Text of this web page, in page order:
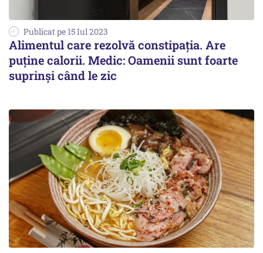
Publicat pe 15 Iul 2023
Alimentul care rezolvă constipația. Are
puține calorii. Medic: Oamenii sunt foarte
suprinși când le zic